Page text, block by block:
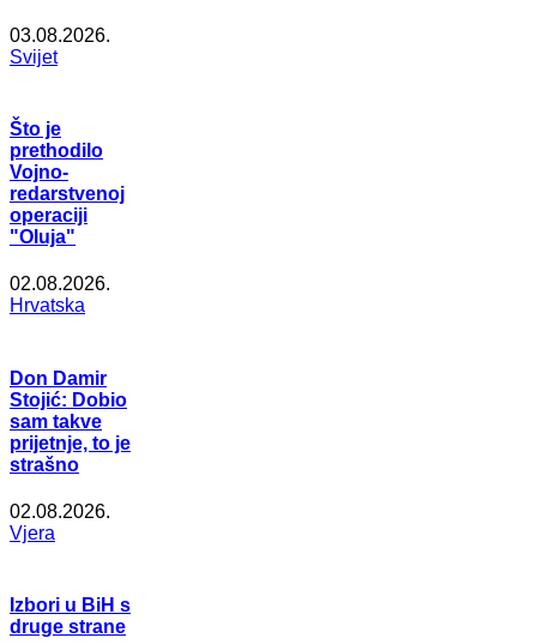
03.08.2026.
Svijet
Što je
prethodilo
Vojno-
redarstvenoj
operaciji
"Oluja"
02.08.2026.
Hrvatska
Don Damir
Stojić: Dobio
sam takve
prijetnje, to je
strašno
02.08.2026.
Vjera
Izbori u BiH s
druge strane